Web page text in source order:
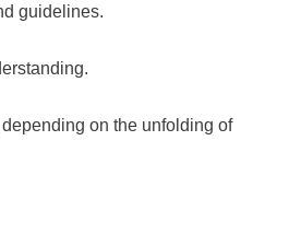
guidelines.
on the unfolding of